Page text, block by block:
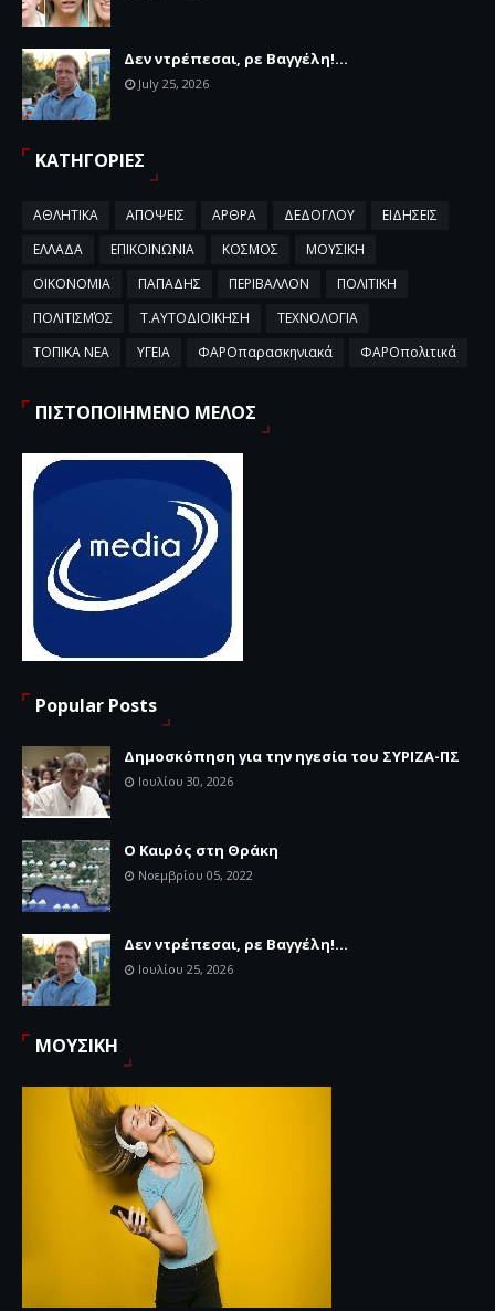
Δεν ντρέπεσαι, ρε Βαγγέλη!...
July 25, 2026
ΚΑΤΗΓΟΡΙΕΣ
ΑΘΛΗΤΙΚΑ ΑΠΟΨΕΙΣ ΑΡΘΡΑ ΔΕΔΟΓΛΟΥ
ΕΙΔΗΣΕΙΣ
ΕΛΛΑΔΑ
ΕΠΙΚΟΙΝΩΝΙΑ ΚΟΣΜΟΣ
ΜΟΥΣΙΚΗ
ΟΙΚΟΝΟΜΙΑ
ΠΑΠΑΔΗΣ ΠΕΡΙΒΑΛΛΟΝ
ΠΟΛΙΤΙΚΗ
ΠΟΛΙΤΙΣΜΌΣ
Τ.ΑΥΤΟΔΙΟΙΚΗΣΗ
ΤΕΧΝΟΛΟΓΙΑ
ΤΟΠΙΚΑ ΝΕΑ
ΥΓΕΙΑ ΦΑΡΟπαρασκηνιακά ΦΑΡΟπολιτικά
ΠΙΣΤΟΠΟΙΗΜΕΝΟ ΜΕΛΟΣ
Popular Posts
Δημοσκόπηση για την ηγεσία του ΣΥΡΙΖΑ-ΠΣ
Ιουλίου 30, 2026
Ο Καιρός στη Θράκη
Νοεμβρίου 05, 2022
Δεν ντρέπεσαι, ρε Βαγγέλη!...
Ιουλίου 25, 2026
ΜΟΥΣΙΚΗ